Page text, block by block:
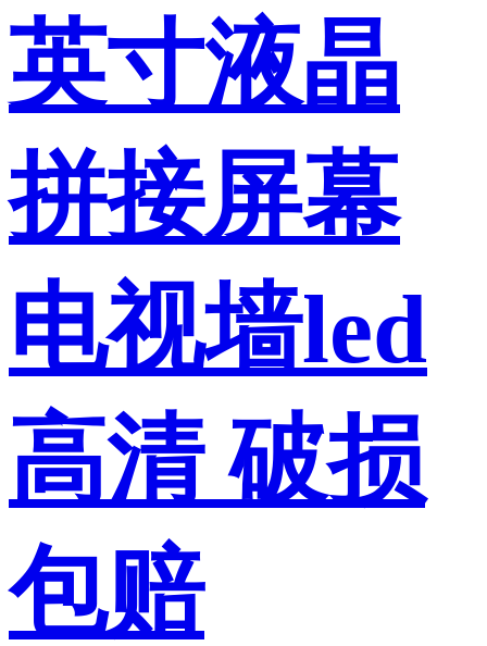
英寸液晶
拼接屏幕
电视墙led
高清 破损
包赔